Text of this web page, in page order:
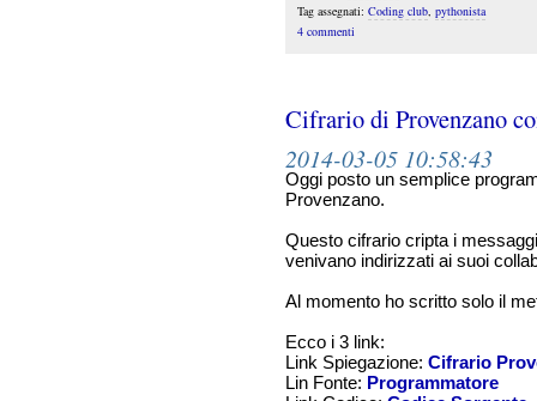
Tag assegnati: Coding club, pythonista
4 commenti
Cifrario di Provenzano
2014-03-05 10:58:43
Oggi posto un semplice
Provenzano.
Questo cifrario cripta i
venivano indirizzati ai suoi
Al momento ho scritto solo il
Ecco i 3 link:
Link Spiegazione: Cifrario
Lin Fonte: Programmatore